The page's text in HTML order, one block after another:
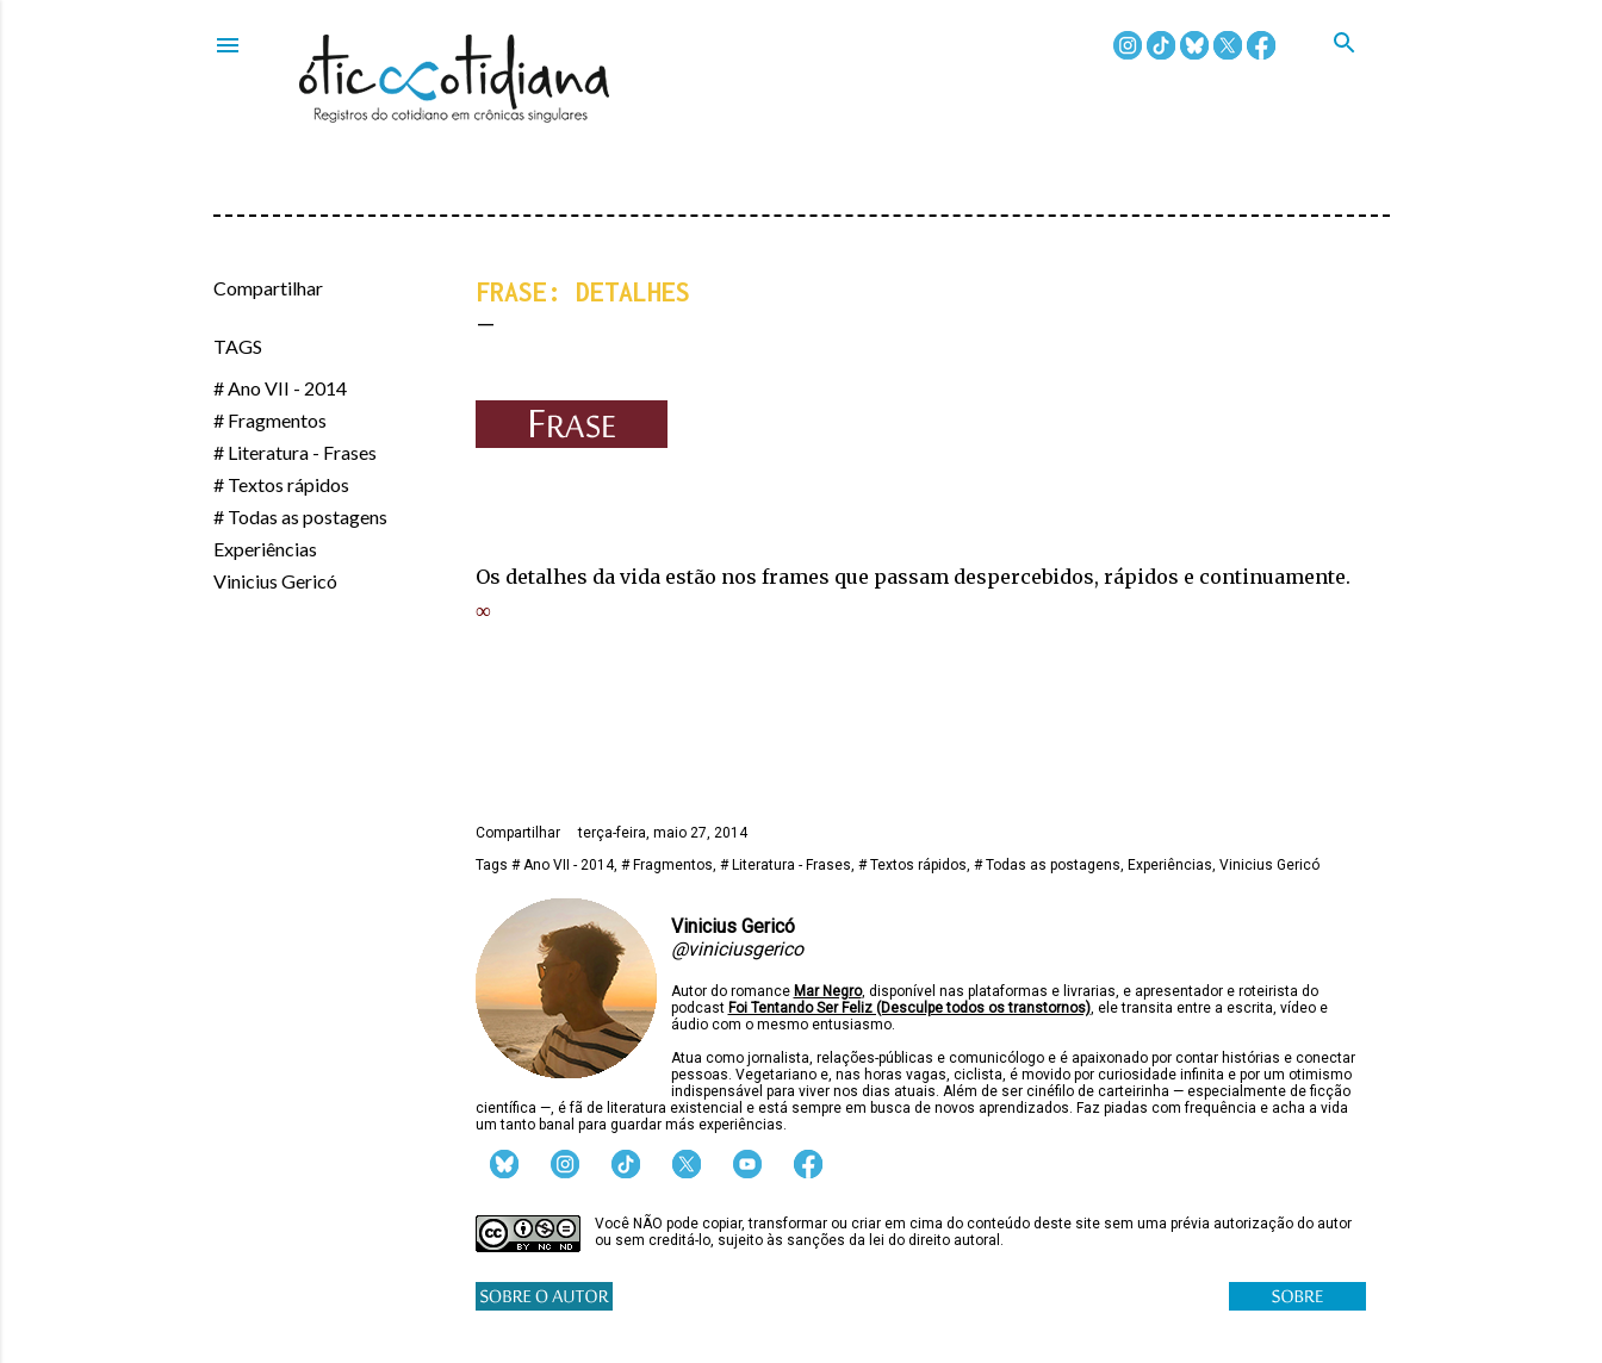
Compartilhar
TAGS
# Ano VII - 2014
# Fragmentos
# Literatura - Frases
# Textos rápidos
# Todas as postagens
Experiências
Vinicius Gericó
FRASE: DETALHES
Os detalhes da vida estão nos frames que passam despercebidos, rápidos e continuamente.
∞
Compartilhar
terça-feira, maio 27, 2014
Tags # Ano VII - 2014 # Fragmentos # Literatura - Frases # Textos rápidos # Todas as postagens Experiências Vinicius Gericó
Vinicius Gericó
@viniciusgerico
Autor do romance Mar Negro, disponível nas plataformas e livrarias, e apresentador e roteirista do
podcast Foi Tentando Ser Feliz (Desculpe todos os transtornos), ele transita entre a escrita, vídeo e
áudio com o mesmo entusiasmo.
Atua como jornalista, relações-públicas e comunicólogo e é apaixonado por contar histórias e conectar
pessoas. Vegetariano e, nas horas vagas, ciclista, é movido por curiosidade infinita e por um otimismo
indispensável para viver nos dias atuais. Além de ser cinéfilo de carteirinha — especialmente de ficção
científica —, é fã de literatura existencial e está sempre em busca de novos aprendizados. Faz piadas com frequência e acha a vida
um tanto banal para guardar más experiências.
Você NÃO pode copiar, transformar ou criar em cima do conteúdo deste site sem uma prévia autorização do autor
ou sem creditá-lo, sujeito às sanções da lei do direito autoral.